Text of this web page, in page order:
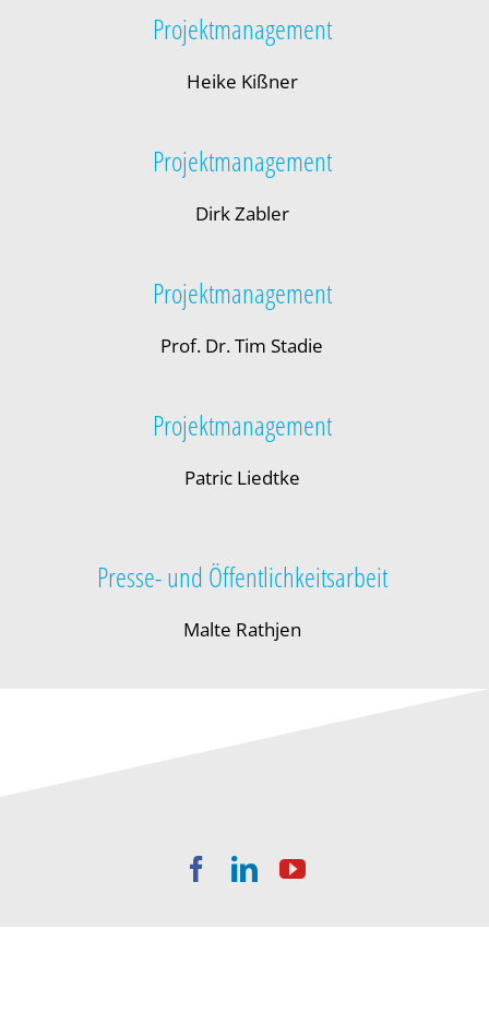
Projektmanagement
Heike Kißner
Projektmanagement
Dirk Zabler
Projektmanagement
Prof. Dr. Tim Stadie
Projektmanagement
Patric Liedtke
Presse- und Öffentlichkeitsarbeit
Malte Rathjen